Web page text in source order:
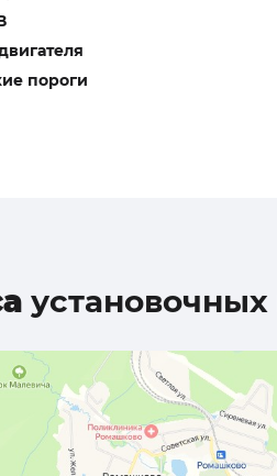
пороги
установочных